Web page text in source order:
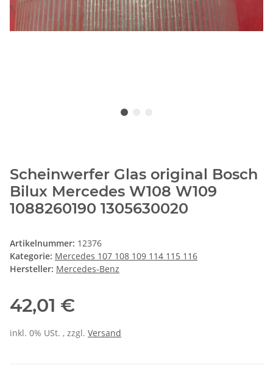
Scheinwerfer Glas original Bosch
Bilux Mercedes W108 W109
1088260190 1305630020
Artikelnummer: 12376
Kategorie: Mercedes 107 108 109 114 115 116
Hersteller: Mercedes-Benz
42,01 €
inkl. 0% USt. , zzgl. Versand